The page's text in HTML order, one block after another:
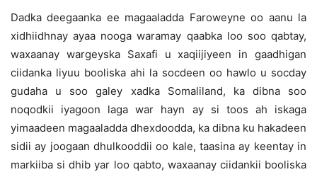
Dadka deegaanka ee magaaladda Faroweyne oo aanu la
xidhiidhnay ayaa nooga waramay qaabka loo soo qabtay,
waxaanay wargeyska Saxafi u xaqiijiyeen in gaadhigan
ciidanka liyuu booliska ahi la socdeen oo hawlo u socday
gudaha u soo galey xadka Somaliland, ka dibna soo
noqodkii iyagoon laga war hayn ay si toos ah iskaga
yimaadeen magaaladda dhexdoodda, ka dibna ku hakadeen
sidii ay joogaan dhulkooddii oo kale, taasina ay keentay in
markiiba si dhib yar loo qabto, waxaanay ciidankii booliska